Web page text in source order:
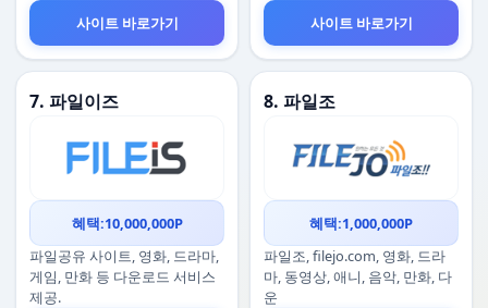
사이트 바로가기
사이트 바로가기
7. 파일이즈
혜택:10,000,000P
파일공유 사이트, 영화, 드라마,
게임, 만화 등 다운로드 서비스
제공.
8. 파일조
혜택:1,000,000P
파일조, filejo.com, 영화, 드라
마, 동영상, 애니, 음악, 만화, 다
운